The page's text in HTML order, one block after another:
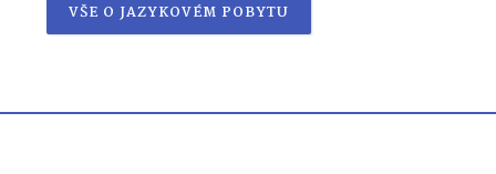
VŠE O JAZYKOVÉM POBYTU